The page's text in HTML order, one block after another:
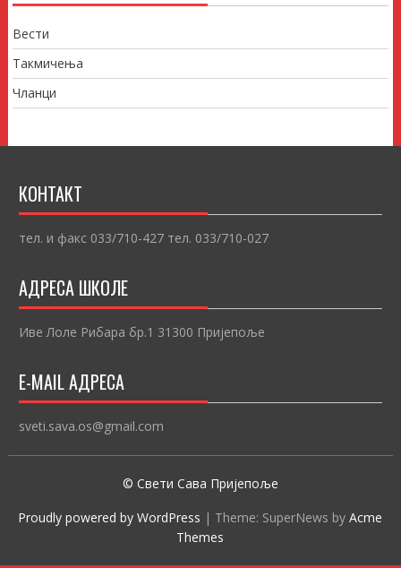
Вести
Такмичења
Чланци
КОНТАКТ
тел. и факс 033/710-427 тел. 033/710-027
АДРЕСА ШКОЛЕ
Иве Лоле Рибара бр.1 31300 Пријепоље
E-MAIL АДРЕСА
sveti.sava.os@gmail.com
© Свети Сава Пријепоље
Proudly powered by WordPress | Theme: SuperNews byAcme
Themes